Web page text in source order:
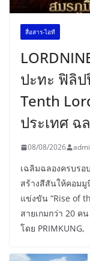
สื่อสาร-ไอที
ปะทะ ฟิลิป
Tenth
ประเทศ ฉ
08/08/2026
เฉลิมฉลองครบรอ
สร้างสีสันให้คอมมู
แข่งขัน “Rise of
สายเกมกว่า 20 ค
โดย PRIMKUNG,